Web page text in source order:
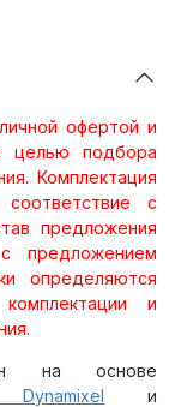
офертой и
целью подбора
Комплектация
с
предложения
предложением
определяются
и
на основе
и